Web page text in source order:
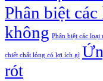
Phân biệt
không Phân biệt các loại
chiết chất lỏng có lợi ích gì
rót